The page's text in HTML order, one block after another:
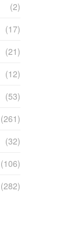
(2)
(17)
(21)
(12)
(53)
(261)
(32)
(106)
(282)